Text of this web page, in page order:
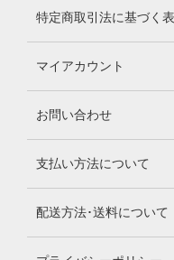
特定商取引法に基づく
マイアカウント
お問い合わせ
支払い方法について
配送方法･送料について